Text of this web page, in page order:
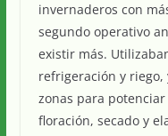
invernaderos con
segundo operativo
existir más.
refrigeración y
zonas para
floración, secado y